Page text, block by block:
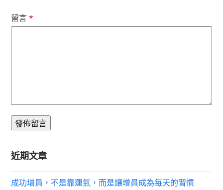
留言*
近期文章
成功增員，不是靠運氣，而是讓增員成為每天的習慣